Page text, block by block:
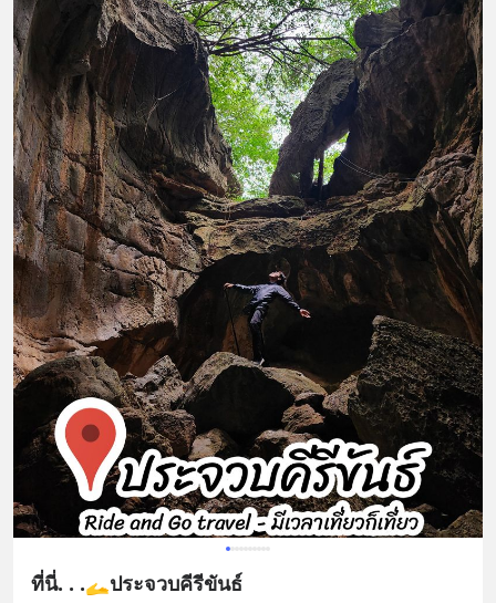
ที่นี่. . .🫴ประจวบคีรีขันธ์